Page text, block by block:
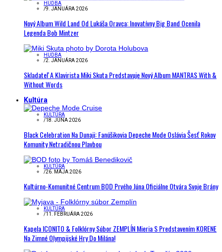
HUDBA
/9. JANUÁRA 2026
Nový Album Wild Land Od Lukáša Oravca: Inovatívny Big Band Ocenila
Legenda Bob Mintzer
HUDBA
/2. JANUÁRA 2026
Skladateľ A Klavirista Miki Skuta Predstavuje Nový Album MANTRAS With &
Without Words
Kultúra
KULTÚRA
/18. JÚNA 2026
Black Celebration Na Dunaji: Fanúšikovia Depeche Mode Oslávia Šesť Rokov
Komunity Netradičnou Plavbou
KULTÚRA
/26. MÁJA 2026
Kultúrno-Komunitné Centrum BOD Prvého Júna Oficiálne Otvára Svoje Brány
KULTÚRA
/11. FEBRUÁRA 2026
Kapela ICONITO & Folklórny Súbor ZEMPLÍN Mieria S Predstavením KORENE
Na Zimné Olympijské Hry Do Milána!